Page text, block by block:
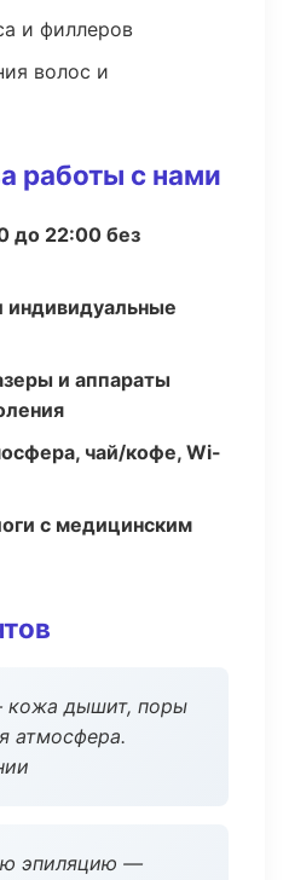
и филлеров
волос и
работы с нами
до 22:00 без
и аппараты
чай/кофе, Wi-
с медицинским
кожа дышит, поры
атмосфера.
эпиляцию —